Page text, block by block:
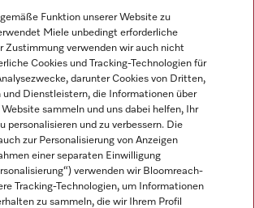
Funktion unserer Website zu
Miele unbedingt erforderliche
Zustimmung verwenden wir auch nicht
Cookies und Tracking-Technologien für
darunter Cookies von Dritten,
und Dienstleistern, die Informationen über
Website sammeln und uns dabei helfen, Ihr
personalisieren und zu verbessern. Die
zur Personalisierung von Anzeigen
einer separaten Einwilligung
verwenden wir Bloomreach-
Tracking-Technologien, um Informationen
zu sammeln, die wir Ihrem Profil